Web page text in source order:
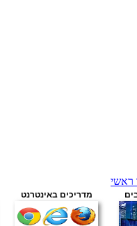
ראשי
מדריכים באינטרנט